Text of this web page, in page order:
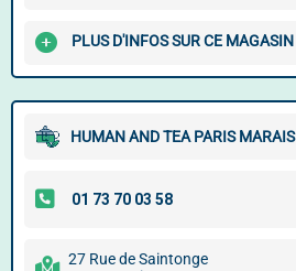
PLUS D'INFOS SUR CE MAGASIN
HUMAN AND TEA PARIS MARAIS
27 Rue de Saintonge